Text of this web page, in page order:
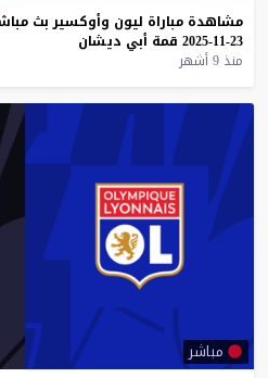
مشاهدة مباراة ليون وأوكسير بث
23-11-2025
قمة أبي ديشان
منذ 9 أشهر
مباشر